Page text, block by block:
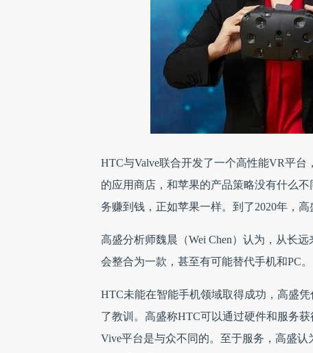
HTC与Valve联合开发了一个高性能VR平
的应用商店，和苹果的产品策略没有什么
务赚到钱，正如苹果一样。到了2020年，
高盛分析师魏晨（Wei Chen） 认为，从长远
会整合为一款，甚至有可能替代手机和PC。
HTC未能在智能手机领域取得成功，高盛
了教训。 高盛称HTC可以通过硬件和服务
Vive平台是与众不同的。至于服务，高盛